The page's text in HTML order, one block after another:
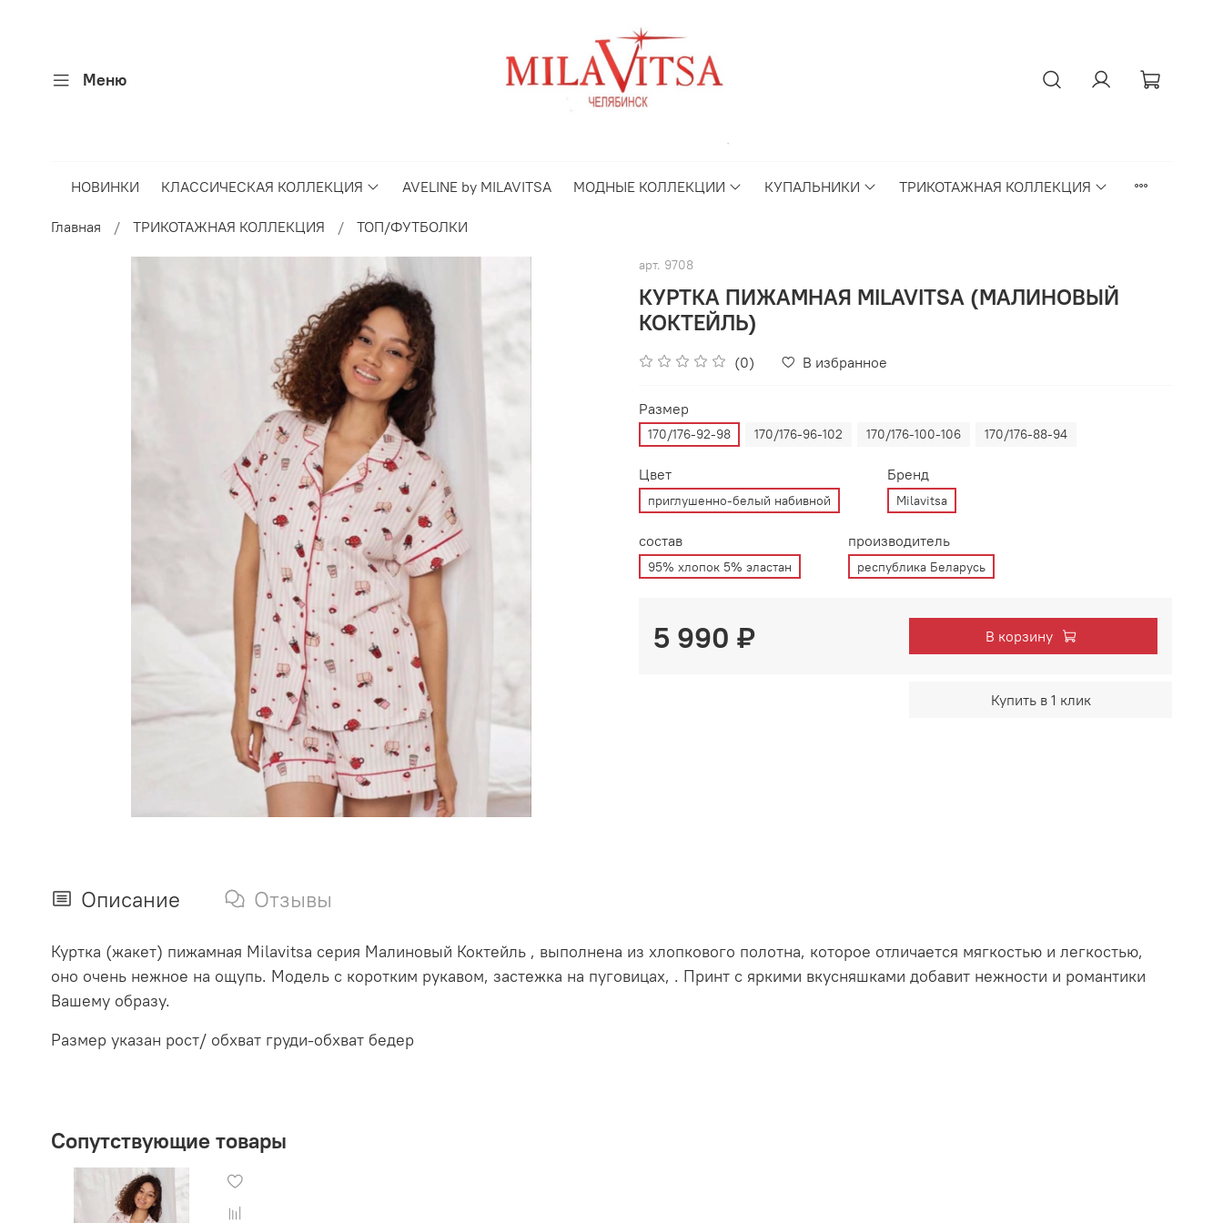
Меню
НОВИНКИ КЛАССИЧЕСКАЯ КОЛЛЕКЦИЯ AVELINE by MILAVITSA МОДНЫЕ КОЛЛЕКЦИИ КУПАЛЬНИКИ ТРИКОТАЖНАЯ КОЛЛЕКЦИЯ
Главная ТРИКОТАЖНАЯ КОЛЛЕКЦИЯ ТОП/ФУТБОЛКИ
арт. 9708
КУРТКА ПИЖАМНАЯ MILAVITSA (МАЛИНОВЫЙ
КОКТЕЙЛЬ)
(0) В избранное
Размер
170/176-92-98 170/176-96-102 170/176-100-106 170/176-88-94
Цвет
приглушенно-белый набивной
Бренд
Milavitsa
состав
95% хлопок 5% эластан
производитель
республика Беларусь
5 990 ₽ В корзину
Купить в 1 клик
Описание Отзывы
Куртка (жакет) пижамная Milavitsa серия Малиновый Коктейль , выполнена из хлопкового полотна, которое отличается мягкостью и легкостью,
оно очень нежное на ощупь. Модель с коротким рукавом, застежка на пуговицах, . Принт с яркими вкусняшками добавит нежности и романтики
Вашему образу.
Размер указан рост/ обхват груди-обхват бедер
Сопутствующие товары